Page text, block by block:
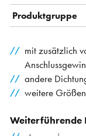
Produktgruppe
mit zusätzlich
andere
weitere
Weiterführende